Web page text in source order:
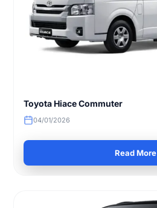
Toyota Hiace Commuter
04/01/2026
Read More